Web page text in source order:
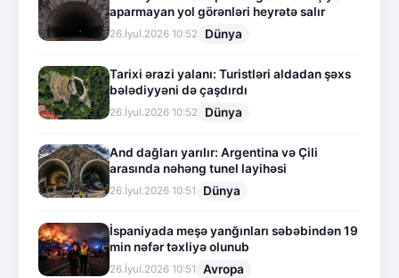
aparmayan yol görənləri heyrətə salır
26.İyul.2026 10:52 Dünya
Tarixi ərazi yalanı: Turistləri aldadan şəxs
bələdiyyəni də çaşdırdı
26.İyul.2026 10:52 Dünya
And dağları yarılır: Argentina və Çili
arasında nəhəng tunel layihəsi
26.İyul.2026 10:51 Dünya
İspaniyada meşə yanğınları səbəbindən 19
min nəfər təxliyə olunub
26.İyul.2026 10:51 Avropa